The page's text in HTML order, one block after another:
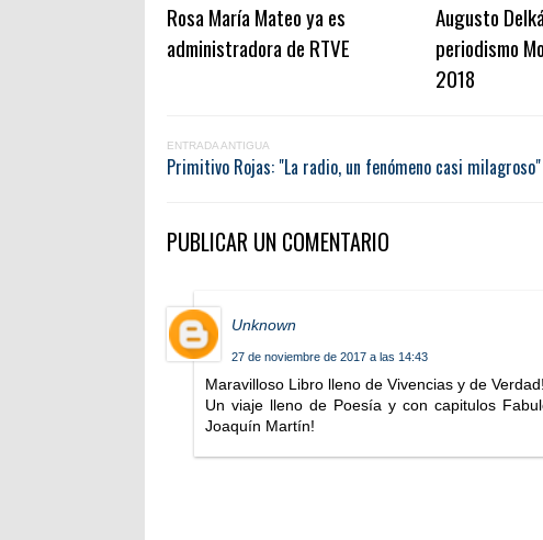
Rosa María Mateo ya es
administradora de RTVE
Augusto
periodismo
2018
ENTRADA ANTIGUA
Primitivo Rojas: "La radio, un fenómeno casi milagroso"
PUBLICAR UN COMENTARIO
Unknown
27 de noviembre de 2017 a las 14:43
Maravilloso Libro lleno de Vivencias y de Verdad!
Un viaje lleno de Poesía y con capitulos
Joaquín Martín!